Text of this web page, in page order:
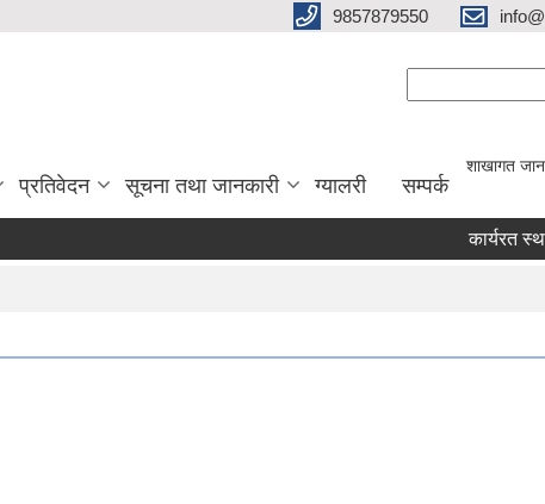
9857879550
प्रतिवेदन सूचना तथा जानकारी ग्यालरी सम्पर्क
शाखागत
कार्यरत